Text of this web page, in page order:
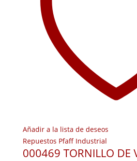
Añadir a la lista de deseos
Repuestos Pfaff Industrial
000469 TORNILLO DE